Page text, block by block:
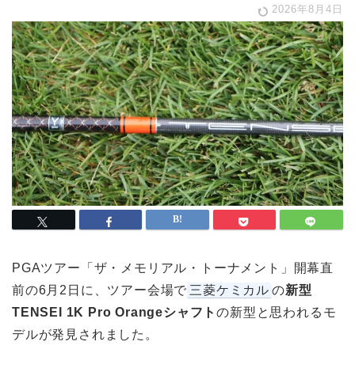
2026年8月4日
PGAツアー「ザ・メモリアル・トーナメント」開幕直
前の6月2日に、ツアー会場で 三菱ケミカル の新型
TENSEI 1K Pro Orangeシャフトの新型と思われるモ
デルが発見されました。